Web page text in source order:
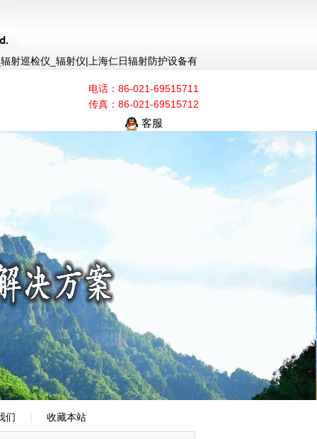
射巡检仪_辐射仪|上海仁日辐射防护设备有
电话：86-021-69515711
传真：86-021-69515712
客服
们 | 收藏本站